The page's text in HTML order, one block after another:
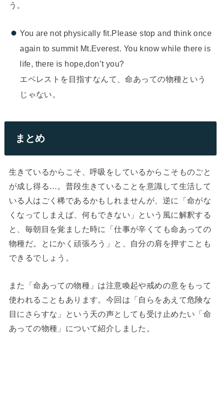
う。
You are not physically fit.Please stop and think once
again to summit Mt.Everest. You know while there is
life, there is hope,don’t you?
エベレストを目指すなんて、命あっての物種という
じゃない。
まとめ
生きているからこそ、呼吸をしているからこそものごと
が成し得る…。普段生きていることを意識して生活して
いる人はごく稀であるかもしれませんが、逆に「命がな
くなってしまえば、何もできない」という風に解釈する
と、毎朝目を覚ました時に「仕事が辛くても命あっての
物種だ。とにかく頑張ろう」と、自分の肩を押すことも
できるでしょう。
また「命あっての物種」は注意喚起や戒めの意をもって
使われることもあります。今回は「自らをあえて危険な
目にさらすな」という天の声としても受け止めたい「命
あっての物種」について紹介しました。